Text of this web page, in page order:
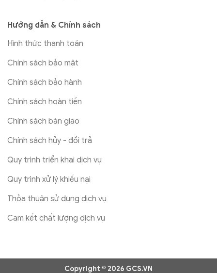
Hướng dẫn & Chính sách
Hình thức thanh toán
Chính sách bảo mật
Chính sách bảo hành
Chính sách hoàn tiền
Chính sách bàn giao
Chính sách hủy - đổi trả
Quy trình triển khai dịch vụ
Quy trình xử lý khiếu nại
Thỏa thuận sử dụng dịch vụ
Cam kết chất lượng dịch vụ
Copyright © 2026 GCS.VN